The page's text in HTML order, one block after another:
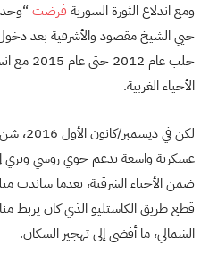
ومع اندلاع الثورة السورية فرضت
حيي الشيخ مقصود والأشرفية بعد
حلب عام
الأحياء الغربية.
لكن في
عسكرية واسعة بدعم جوي روسي وبري
ضمن الأحياء الشرقية، بعدما ساندت
قطع طريق الكاستليو الذي كان
الشمالي، ما أفضى إلى تهجير السكان.